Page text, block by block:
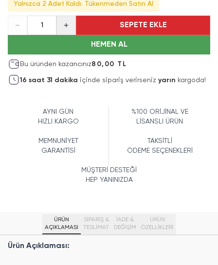
Yalnızca 2 Adet Kaldı. Tükenmeden Satın Al
1 SEPETE EKLE
HEMEN AL
Bu üründen kazancınız80,00 TL
16 saat 31 dakika içinde sipariş verirseniz yarın kargoda!
AYNI GÜN
HIZLI KARGO
%100 ORİJİNAL VE
LİSANSLI ÜRÜN
MEMNUNİYET
GARANTİSİ
TAKSİTLİ
ÖDEME SEÇENEKLERİ
MÜŞTERİ DESTEĞİ
HEP YANINIZDA
ÜRÜN
AÇIKLAMASI
SİPARİŞ &
TESLİMAT
İADE &
DEĞİŞİM
ÜRÜN
ÖZELLIKLERI
Ürün Açıklaması: